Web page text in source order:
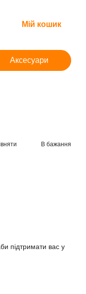
Мій кошик
Аксесуари
В бажання
підтримати вас у